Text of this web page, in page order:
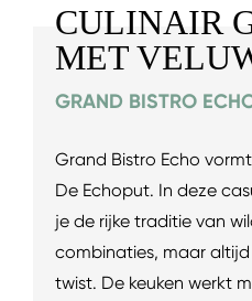
CULINAIR
MET
GRAND BISTRO
Grand Bistro Echo
De Echoput. In deze
je de rijke traditie van
combinaties, maar
twist. De keuken werkt